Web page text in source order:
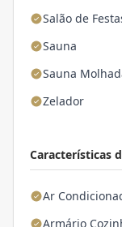
Salão de
Sauna
Sauna
Zelador
Características
Ar
Armário